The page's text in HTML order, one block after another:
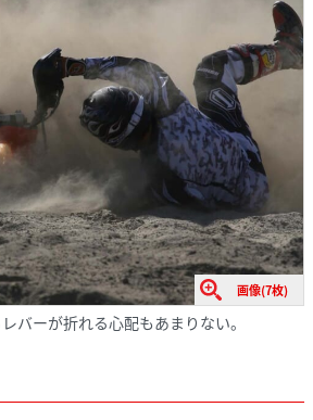
画像(7枚)
バーが折れる心配もあまりない。